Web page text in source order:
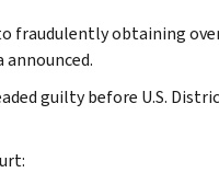
fraudulently obtaining
guilty before U.S.